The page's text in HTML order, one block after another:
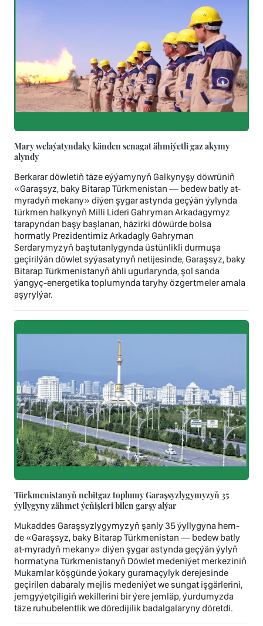
Mary welaýatyndaky känden senagat ähmiýetli gaz akymy
alyndy
Berkarar döwletiň täze eýýamynyň Galkynyşy döwrüniň
«Garaşsyz, baky Bitarap Türkmenistan — bedew batly at-
myradyň mekany» diýen şygar astynda geçýän ýylynda
türkmen halkynyň Milli Lideri Gahryman Arkadagymyz
tarapyndan başy başlanan, häzirki döwürde bolsa
hormatly Prezidentimiz Arkadagly Gahryman
Serdarymyzyň baştutanlygynda üstünlikli durmuşa
geçirilýän döwlet syýasatynyň netijesinde, Garaşsyz, baky
Bitarap Türkmenistanyň ähli ugurlarynda, şol sanda
ýangyç-energetika toplumynda taryhy özgertmeler amala
aşyrylýar.
Türkmenistanyň nebitgaz toplumy Garaşsyzlygymyzyň 35
ýyllygyny zähmet ýeňişleri bilen garşy alýar
Mukaddes Garaşsyzlygymyzyň şanly 35 ýyllygyna hem-
de «Garaşsyz, baky Bitarap Türkmenistan — bedew batly
at-myradyň mekany» diýen şygar astynda geçýän ýylyň
hormatyna Türkmenistanyň Döwlet medeniýet merkeziniň
Mukamlar köşgünde ýokary guramaçylyk derejesinde
geçirilen dabaraly mejlis medeniýet we sungat işgärlerini,
jemgyýetçiligiň wekillerini bir ýere jemläp, ýurdumyzda
täze ruhubelentlik we döredijilik badalgalaryny döretdi.